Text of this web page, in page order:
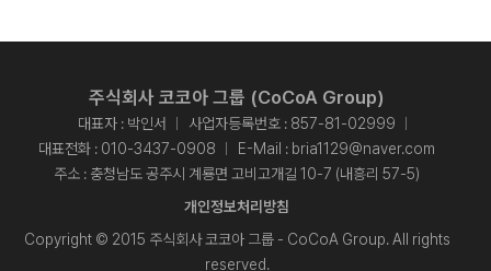
주식회사 코코아 그룹 (CoCoA Group)
대표자 : 박인서
사업자등록번호 : 857-81-02999
대표전화 : 010-3437-0908 E-Mail : bria1129@naver.com
주소 : 충청남도 공주시 계룡면 고비고개길 10-7 (내흥리 57-5)
개인정보처리방침
Copyright © 2015 주식회사 코코아 그룹 - CoCoA Group. All rights
reserved.